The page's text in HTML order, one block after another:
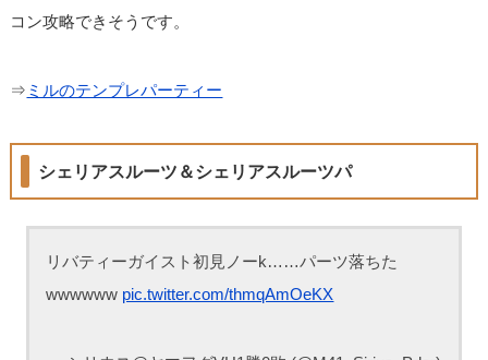
コン攻略できそうです。
⇒ ミルのテンプレパーティー
シェリアスルーツ＆シェリアスルーツパ
リバティーガイスト初見ノーk……パーツ落ちた
wwwwww pic.twitter.com/thmqAmOeKX